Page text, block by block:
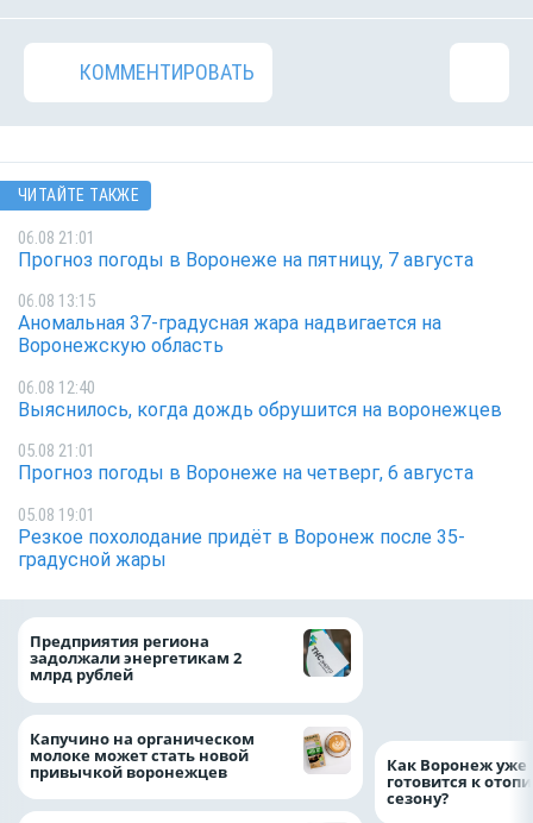
КОММЕНТИРОВАТЬ
ЧИТАЙТЕ ТАКЖЕ
06.08 21:01
Прогноз погоды в Воронеже на пятницу, 7 августа
06.08 13:15
Аномальная 37-градусная жара надвигается на
Воронежскую область
06.08 12:40
Выяснилось, когда дождь обрушится на воронежцев
05.08 21:01
Прогноз погоды в Воронеже на четверг, 6 августа
05.08 19:01
Резкое похолодание придёт в Воронеж после 35-
градусной жары
Предприятия региона
задолжали энергетикам 2
млрд рублей
Капучино на органическом
молоке может стать новой
привычкой воронежцев Как Воронеж уже
готовится к
сезону?